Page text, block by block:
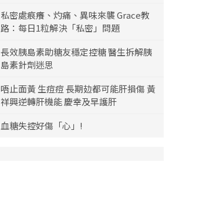
私密處痕癢、灼痛、異味來襲 Grace教
路：每日1粒解決「私密」問題
長效胰島素助糖友穩定控糖 醫生拆解胰
島素針劑迷思
唔止面黃 生痘痘 長期攰都可能肝損傷 黃
祥興逆轉肝機能 慶幸及早護肝
血糖失控好傷「心」!